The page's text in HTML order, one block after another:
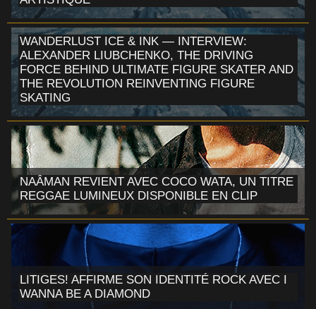
WANDERLUST ICE & INK — INTERVIEW:
ALEXANDER LIUBCHENKO, THE DRIVING
FORCE BEHIND ULTIMATE FIGURE SKATER AND
THE REVOLUTION REINVENTING FIGURE
SKATING
NAÂMAN REVIENT AVEC COCO WATA, UN TITRE
REGGAE LUMINEUX DISPONIBLE EN CLIP
LITIGES! AFFIRME SON IDENTITÉ ROCK AVEC I
WANNA BE A DIAMOND